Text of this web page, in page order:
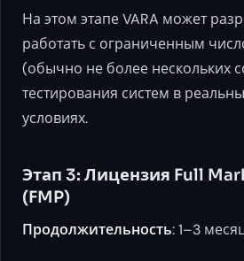
На этом этапе VARA может
работать с ограниченным
(обычно не более нескольких
тестирования систем в
условиях.
Этап 3: Лицензия Full
(FMP)
Продолжительность: 1–3